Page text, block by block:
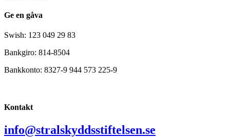
Ge en gåva
Swish: 123 049 29 83
Bankgiro: 814-8504
Bankkonto: 8327-9 944 573 225-9
Kontakt
info@stralskyddsstiftelsen.se